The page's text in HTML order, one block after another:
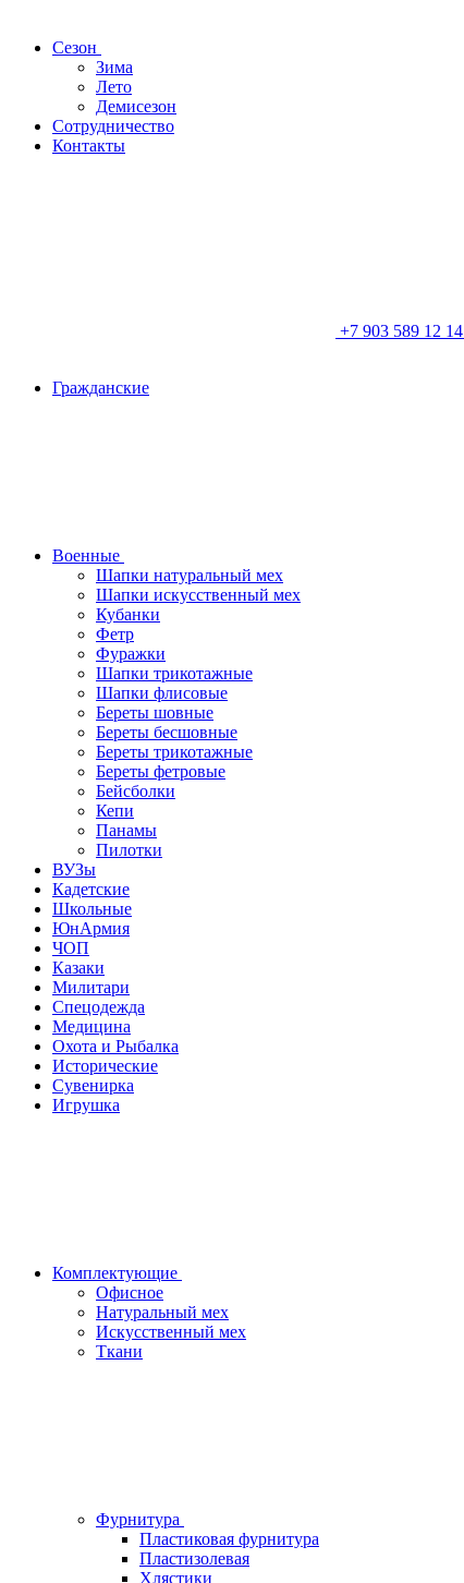
Сезон
Зима
Лето
Демисезон
Сотрудничество
Контакты
+7 903 589 12 14
Гражданские
Военные
Шапки натуральный мех
Шапки искусственный мех
Кубанки
Фетр
Фуражки
Шапки трикотажные
Шапки флисовые
Береты шовные
Береты бесшовные
Береты трикотажные
Береты фетровые
Бейсболки
Кепи
Панамы
Пилотки
ВУЗы
Кадетские
Школьные
ЮнАрмия
ЧОП
Казаки
Милитари
Спецодежда
Медицина
Охота и Рыбалка
Исторические
Сувенирка
Игрушка
Комплектующие
Офисное
Натуральный мех
Искусственный мех
Ткани
Фурнитура
Пластиковая фурнитура
Пластизолевая
Хлястики